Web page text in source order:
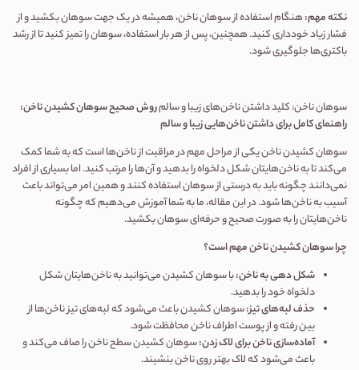
نکته مهم:هنگام استفاده از سوهان ناخن، همیشه در یک جهت سوهان بکشید و از
فشار زیاد خودداری کنید. همچنین، پس از هر بار استفاده، سوهان را تمیز کنید تا از رشد
باکتری‌ها جلوگیری شود.
سوهان ناخن: کلید داشتن ناخن‌های زیبا و سالمروش صحیح سوهان کشیدن ناخن:
راهنمای کامل برای داشتن ناخن‌هایی زیبا و سالم
سوهان کشیدن ناخن یکی از مراحل مهم در مراقبت از ناخن‌ها است که به شما کمک
می‌کند تا به ناخن‌هایتان شکل دلخواه را بدهید و آن‌ها را مرتب کنید. اما بسیاری از افراد
نمی‌دانند چگونه باید به درستی از سوهان استفاده کنند و همین امر می‌تواند باعث
آسیب به ناخن‌ها شود. در این مقاله، ما به شما آموزش می‌دهیم که چگونه
ناخن‌هایتان را به صورت صحیح و حرفه‌ای سوهان بکشید.
چرا سوهان کشیدن ناخن مهم است؟
شکل دهی به ناخن:با سوهان کشیدن می‌توانید به ناخن‌هایتان شکل
دلخواه خود را بدهید.
حذف لبه‌های تیز:سوهان کشیدن باعث می‌شود که لبه‌های تیز ناخن‌ها از
بین رفته و از پوست اطراف ناخن محافظت شود.
آماده‌سازی ناخن برای لاک زدن:سوهان کشیدن سطح ناخن را صاف می‌کند و
باعث می‌شود که لاک بهتر روی ناخن بنشیند.